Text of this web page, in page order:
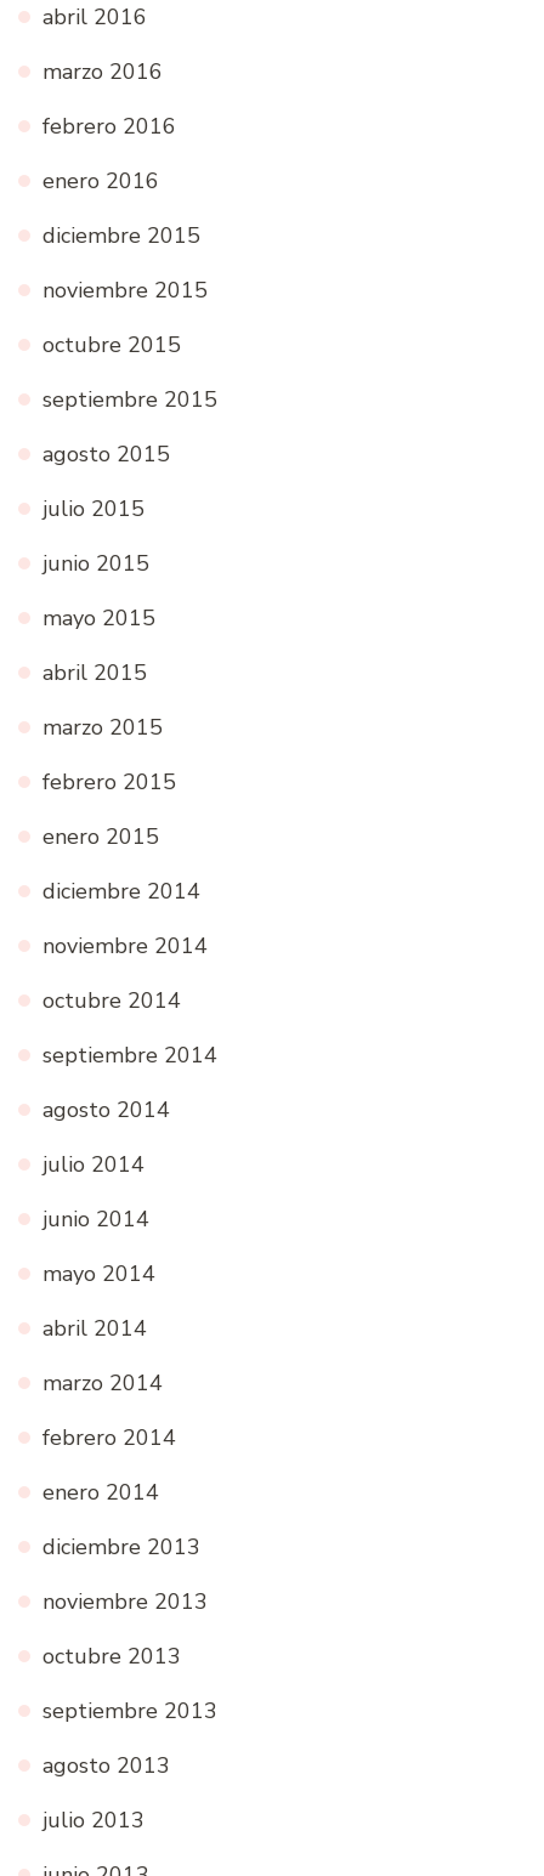
abril 2016
marzo 2016
febrero 2016
enero 2016
diciembre 2015
noviembre 2015
octubre 2015
septiembre 2015
agosto 2015
julio 2015
junio 2015
mayo 2015
abril 2015
marzo 2015
febrero 2015
enero 2015
diciembre 2014
noviembre 2014
octubre 2014
septiembre 2014
agosto 2014
julio 2014
junio 2014
mayo 2014
abril 2014
marzo 2014
febrero 2014
enero 2014
diciembre 2013
noviembre 2013
octubre 2013
septiembre 2013
agosto 2013
julio 2013